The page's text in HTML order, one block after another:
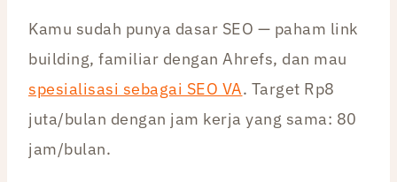
Kamu sudah punya dasar SEO — paham link
building, familiar dengan Ahrefs, dan mau
spesialisasi sebagai SEO VA. Target Rp8
juta/bulan dengan jam kerja yang sama: 80
jam/bulan.